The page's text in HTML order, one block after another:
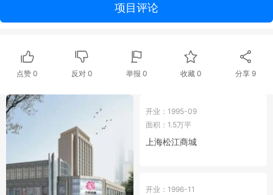
项目评论
点赞0 反对 0 举报 0 收藏 0 分享9
开业：1995-09
面积：1.5万平
上海松江商城
开业：1996-11